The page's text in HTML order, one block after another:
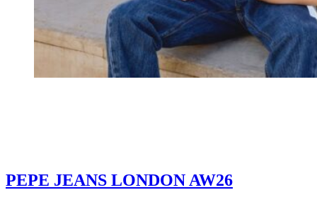
PEPE JEANS LONDON AW26